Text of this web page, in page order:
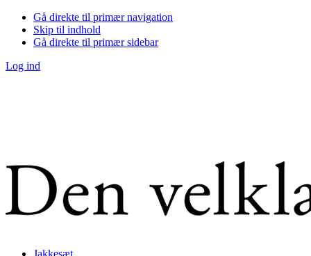
Gå direkte til primær navigation
Skip til indhold
Gå direkte til primær sidebar
Log ind
Jakkesæt